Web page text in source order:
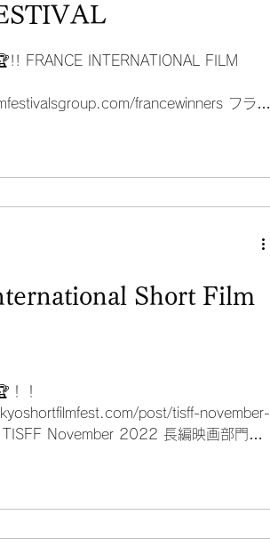
FRANCE INTERNATIONAL FILM
francewinners フラン
Short Film
！！
post/tisff-november-
November 2022 長編映画部門